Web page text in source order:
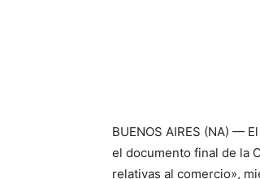
BUENOS AIRES (NA) —
el documento final de la
relativas al comercio»,